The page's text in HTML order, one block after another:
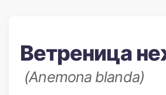
Ветреница
(Anemona blanda)